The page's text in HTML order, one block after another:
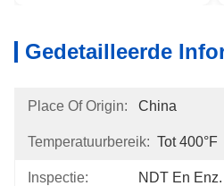
Gedetailleerde
Place Of Origin: China
Temperatuurbereik: Tot 400°F
Inspectie: NDT En